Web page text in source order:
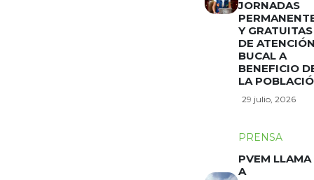
JORNADAS
Y GRATUITAS
DE
BUCAL A
BENEFICIO
LA
29 julio, 2026
PRENSA
PVEM LLAMA
A